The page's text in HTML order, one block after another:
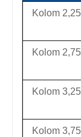
Kolom 2,25
Kolom 2,75
Kolom 3,25
Kolom 3,75